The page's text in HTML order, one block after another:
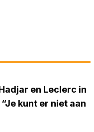
en Leclerc in
kunt er niet aan